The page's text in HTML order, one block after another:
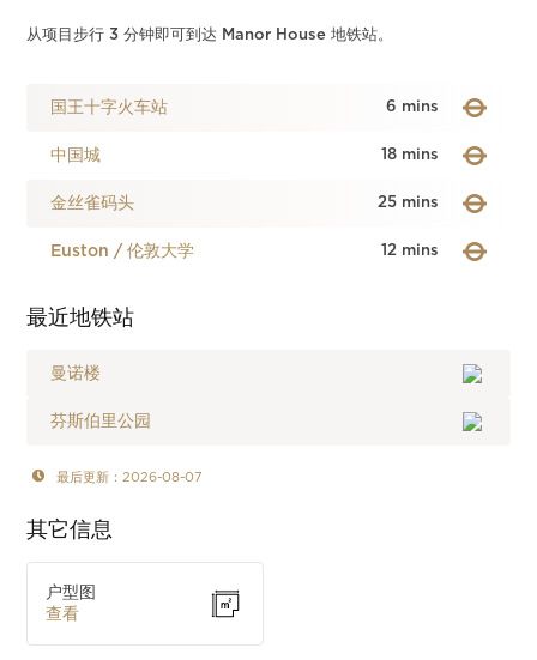
从项目步行 3 分钟即可到达 Manor House 地铁站。
国王十字火车站 6 mins
中国城 18 mins
金丝雀码头 25 mins
Euston / 伦敦大学 12 mins
最近地铁站
曼诺楼
芬斯伯里公园
最后更新：2026-08-07
其它信息
户型图
查看